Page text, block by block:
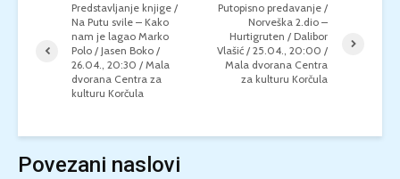
Predstavljanje knjige /
Na Putu svile – Kako
nam je lagao Marko
Polo / Jasen Boko /
26.04., 20:30 / Mala
dvorana Centra za
kulturu Korčula
Putopisno predavanje /
Norveška 2.dio –
Hurtigruten / Dalibor
Vlašić / 25.04., 20:00 /
Mala dvorana Centra
za kulturu Korčula
Povezani naslovi